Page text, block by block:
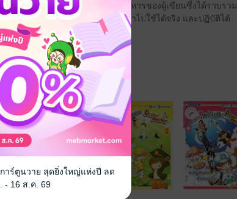
บอกเล่าประสบกาณ์การเป็นผู้บริหารของผู้เขียนซึ่งได้รวบรวม
บในการดำเนินงาน ซึ่งสามารถนำไปใช้ได้จริง และปฏิบัติได้
าร์ตูนวาย สุดยิ่งใหญ่แห่งปี ลด
- 16 ส.ค. 69